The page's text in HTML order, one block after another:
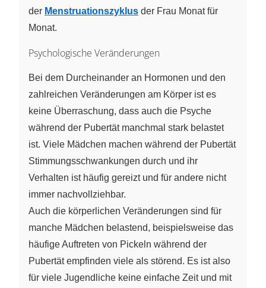
der Menstruationszyklus der Frau Monat für
Monat.
Psychologische Veränderungen
Bei dem Durcheinander an Hormonen und den
zahlreichen Veränderungen am Körper ist es
keine Überraschung, dass auch die Psyche
während der Pubertät manchmal stark belastet
ist. Viele Mädchen machen während der Pubertät
Stimmungsschwankungen durch und ihr
Verhalten ist häufig gereizt und für andere nicht
immer nachvollziehbar.
Auch die körperlichen Veränderungen sind für
manche Mädchen belastend, beispielsweise das
häufige Auftreten von Pickeln während der
Pubertät empfinden viele als störend. Es ist also
für viele Jugendliche keine einfache Zeit und mit